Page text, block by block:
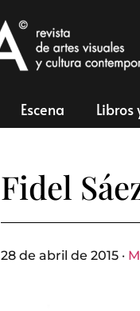
Escena Libros
Fidel
28 de abril de 2015 ·